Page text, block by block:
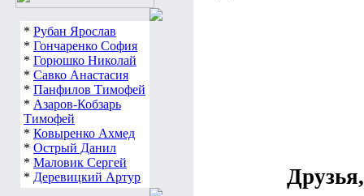
* Рубан Ярослав
* Гончаренко София
* Горюшко Николай
* Савко Анастасия
* Панфилов Тимофей
* Азаров-Кобзарь
Тимофей
* Ковыренко Ахмед
* Острый Данил
* Маловик Сергей
* Деревицкий Артур